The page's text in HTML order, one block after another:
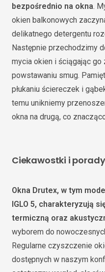
bezpośrednio na okna.
okien balkonowych
delikatnego detergentu
Następnie przechodzimy
mycia okien i ściągając go
powstawaniu smug.
płukaniu ściereczek i
temu unikniemy
okna na drugą, co
Ciekawostki i porady
Okna Drutex, w tym
IGLO 5, charakteryzują
termiczną oraz
wyborem do
Regularne czyszczenie
dostępnych w naszym